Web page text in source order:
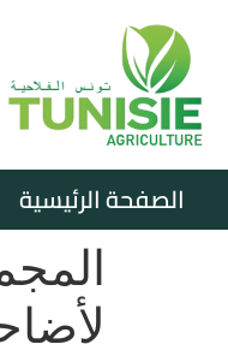
الصفحة الرئيسية
لأضاحي